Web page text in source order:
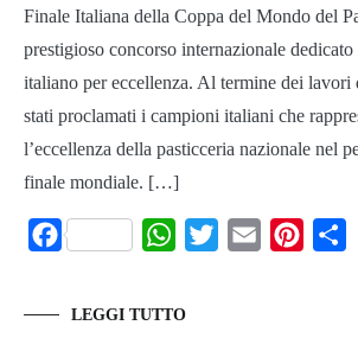
Finale Italiana della Coppa del Mondo del
prestigioso concorso internazionale
italiano per eccellenza. Al termine dei lavori
stati proclamati i campioni italiani che
l’eccellenza della pasticceria nazionale nel
finale mondiale. […]
Facebook WhatsApp
Twitter Email Pinterest
LEGGI TUTTO